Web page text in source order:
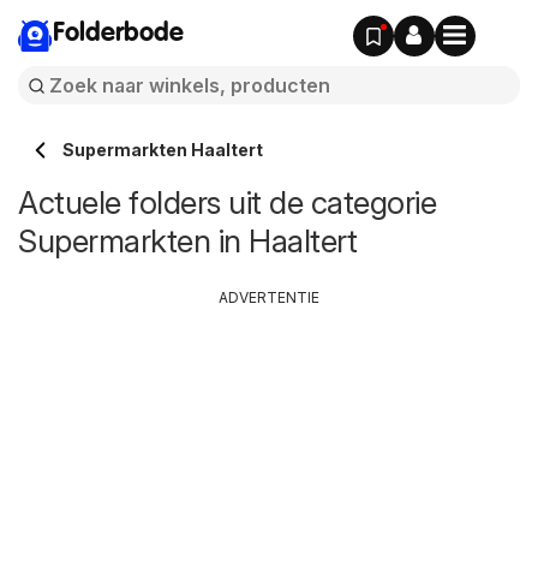
Folderbode
Supermarkten Haaltert
Actuele folders uit de categorie
Supermarkten in Haaltert
ADVERTENTIE